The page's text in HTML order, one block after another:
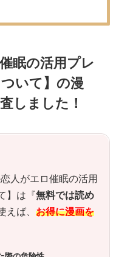
眠の活用プレ
いて】の漫
しました！
人がエロ催眠の活用
】は『無料では読め
えば、 お得に漫画を